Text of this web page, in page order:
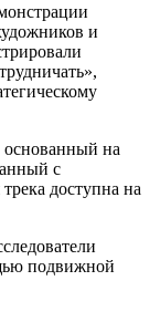
и
на
с
доступна на
подвижной